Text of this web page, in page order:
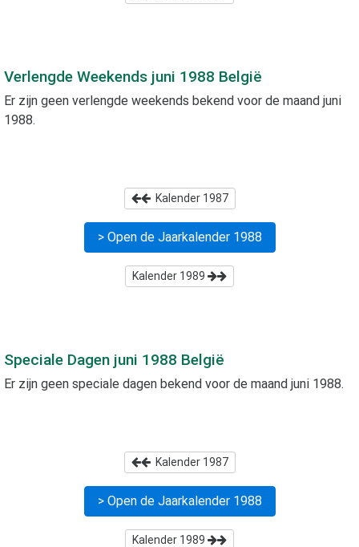
Verlengde Weekends juni 1988 België
Er zijn geen verlengde weekends bekend voor de maand juni
1988.
Kalender 1987
> Open de Jaarkalender 1988
Kalender 1989
Speciale Dagen juni 1988 België
Er zijn geen speciale dagen bekend voor de maand juni 1988.
Kalender 1987
> Open de Jaarkalender 1988
Kalender 1989